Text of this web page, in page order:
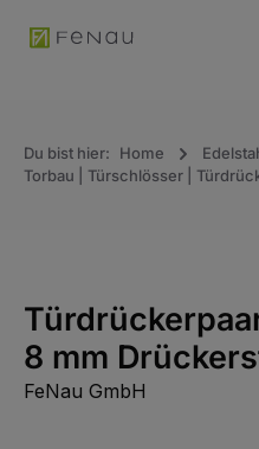
springen
Du bist hier: Home
Torbau | Türschlösser |
8 mm
FeNau GmbH